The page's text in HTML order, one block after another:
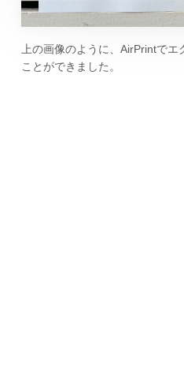
上の画像のように、AirPrintでエ
ことができました。